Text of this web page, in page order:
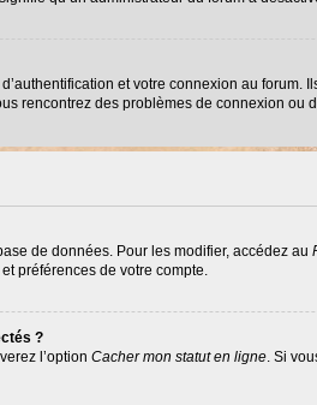
et votre connexion au
rencontrez des problèmes de connexion
de données. Pour les modifier, accédez au
préférences de votre compte.
?
l’option Cacher mon statut en ligne. Si